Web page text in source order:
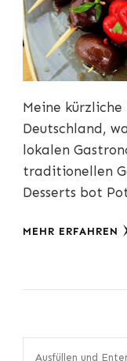
Meine kürzliche
Deutschland,
lokalen
traditionellen
Desserts bot
MEHR ERFAHREN